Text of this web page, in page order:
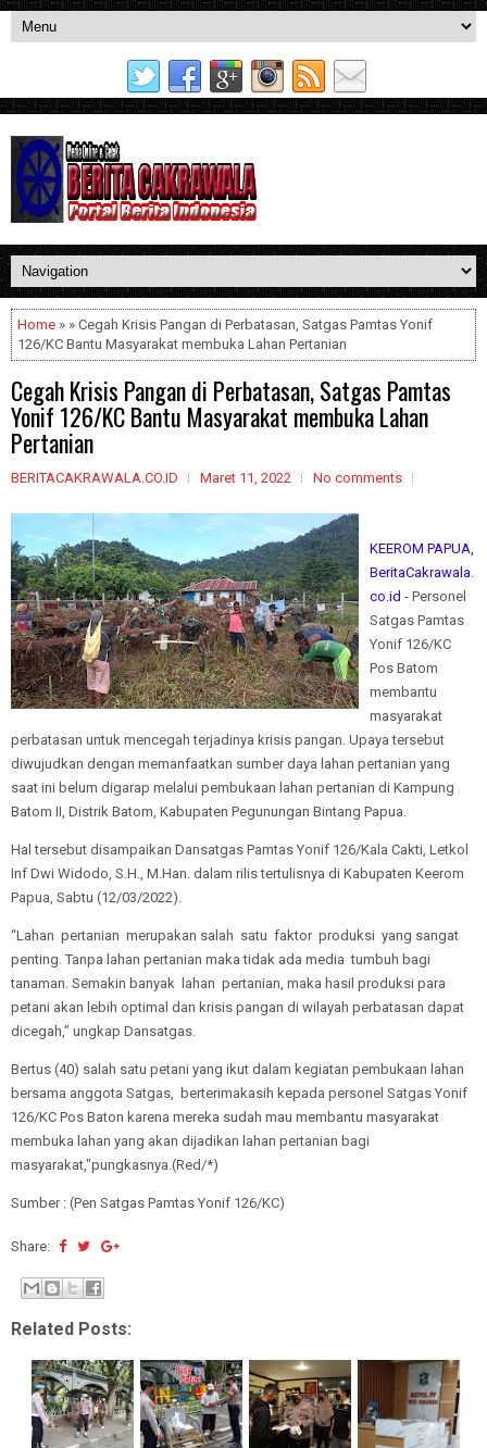
Home » » Cegah Krisis Pangan di Perbatasan, Satgas Pamtas Yonif
126/KC Bantu Masyarakat membuka Lahan Pertanian
Cegah Krisis Pangan di Perbatasan, Satgas Pamtas
Yonif 126/KC Bantu Masyarakat membuka Lahan
Pertanian
BERITACAKRAWALA.CO.ID Maret 11, 2022 No comments
KEEROM PAPUA,
BeritaCakrawala.
co.id - Personel
Satgas Pamtas
Yonif 126/KC
Pos Batom
membantu
masyarakat
perbatasan untuk mencegah terjadinya krisis pangan. Upaya tersebut
diwujudkan dengan memanfaatkan sumber daya lahan pertanian yang
saat ini belum digarap melalui pembukaan lahan pertanian di Kampung
Batom II, Distrik Batom, Kabupaten Pegunungan Bintang Papua.
Hal tersebut disampaikan Dansatgas Pamtas Yonif 126/Kala Cakti, Letkol
Inf Dwi Widodo, S.H., M.Han. dalam rilis tertulisnya di Kabupaten Keerom
Papua, Sabtu (12/03/2022).
“Lahan pertanian merupakan salah satu faktor produksi yang sangat
penting. Tanpa lahan pertanian maka tidak ada media tumbuh bagi
tanaman. Semakin banyak lahan pertanian, maka hasil produksi para
petani akan lebih optimal dan krisis pangan di wilayah perbatasan dapat
dicegah,” ungkap Dansatgas.
Bertus (40) salah satu petani yang ikut dalam kegiatan pembukaan lahan
bersama anggota Satgas, berterimakasih kepada personel Satgas Yonif
126/KC Pos Baton karena mereka sudah mau membantu masyarakat
membuka lahan yang akan dijadikan lahan pertanian bagi
masyarakat,"pungkasnya.(Red/*)
Sumber : (Pen Satgas Pamtas Yonif 126/KC)
Share:
Related Posts: